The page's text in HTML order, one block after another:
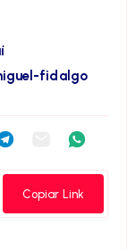
fidalgo
Compartilha
Telegram
Compartilha
Email
Copiar Link